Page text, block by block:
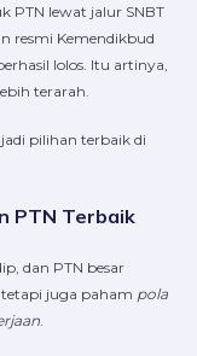
PTN lewat jalur SNBT
resmi Kemendikbud
lolos. Itu artinya,
terarah.
pilihan terbaik di
PTN Terbaik
dan PTN besar
juga paham pola